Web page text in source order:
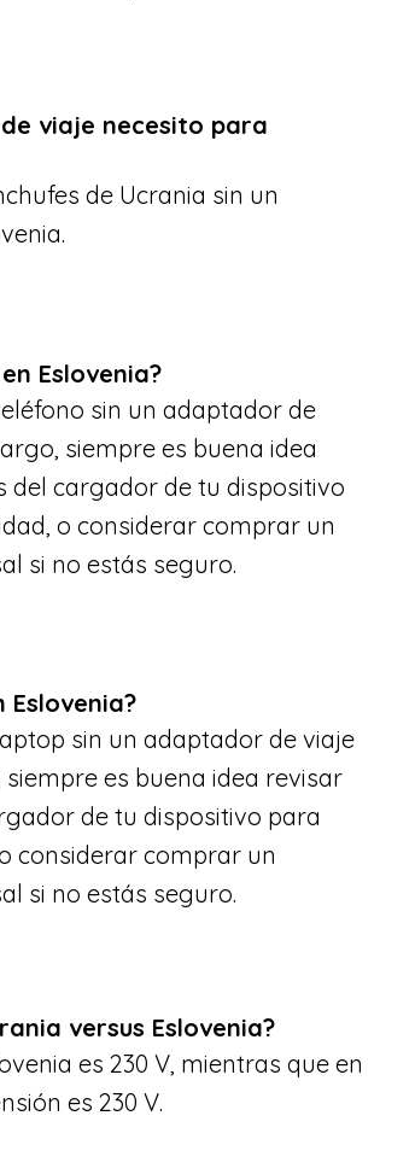
viaje necesito para
de Ucrania sin un
Eslovenia?
sin un adaptador de
siempre es buena idea
del cargador de tu dispositivo
o considerar comprar un
si no estás seguro.
sin un adaptador de viaje
es buena idea revisar
de tu dispositivo para
considerar comprar un
si no estás seguro.
versus Eslovenia?
es 230 V, mientras que en
es 230 V.